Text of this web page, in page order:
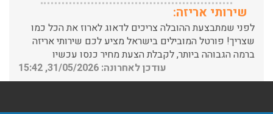
לפני שמתבצעת ההובלה צריכים לדאוג לארוז את הכל כמו
שצריך! פורטל המובילים בישראל מציע לכם שירותי אריזה
ברמה הגבוהה ביותר, לקבלת הצעת מחיר כנסו עכשיו
עודכן לאחרונה: 31/05/2026, 15:42
הובלות בתל אביב: